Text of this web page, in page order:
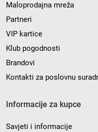
Maloprodajna mreža
Partneri
VIP kartice
Klub pogodnosti
Brandovi
Kontakti za poslovnu
Informacije za kupce
Savjeti i informacije